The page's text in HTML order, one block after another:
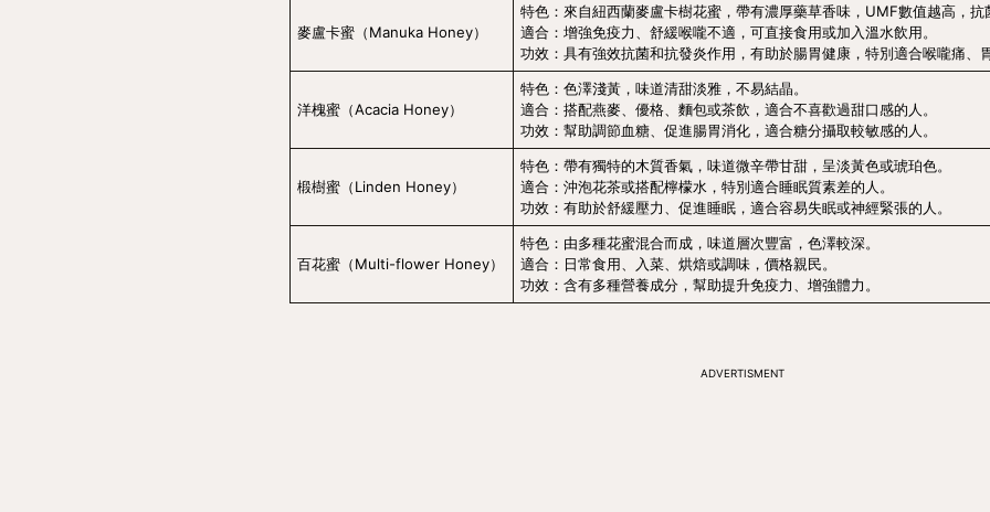
麥盧卡蜜（Manuka Honey）
特色：來自紐西蘭麥盧卡樹花蜜，帶有濃厚藥草香味，UMF數值越高，抗
適合：增強免疫力、舒緩喉嚨不適，可直接食用或加入溫水飲用。
功效：具有強效抗菌和抗發炎作用，有助於腸胃健康，特別適合喉嚨痛、
洋槐蜜（Acacia Honey）
特色：色澤淺黃，味道清甜淡雅，不易結晶。
適合：搭配燕麥、優格、麵包或茶飲，適合不喜歡過甜口感的人。
功效：幫助調節血糖、促進腸胃消化，適合糖分攝取較敏感的人。
椴樹蜜（Linden Honey）
特色：帶有獨特的木質香氣，味道微辛帶甘甜，呈淡黃色或琥珀色。
適合：沖泡花茶或搭配檸檬水，特別適合睡眠質素差的人。
功效：有助於舒緩壓力、促進睡眠，適合容易失眠或神經緊張的人。
百花蜜（Multi-flower Honey）
特色：由多種花蜜混合而成，味道層次豐富，色澤較深。
適合：日常食用、入菜、烘焙或調味，價格親民。
功效：含有多種營養成分，幫助提升免疫力、增強體力。
ADVERTISMENT